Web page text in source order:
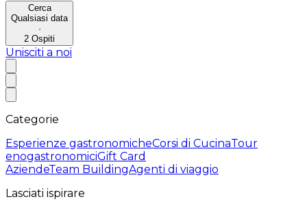
Cerca
Qualsiasi data
·
2 Ospiti
Unisciti a noi
Categorie
Esperienze gastronomicheCorsi di CucinaTour
enogastronomiciGift Card
AziendeTeam BuildingAgenti di viaggio
Lasciati ispirare